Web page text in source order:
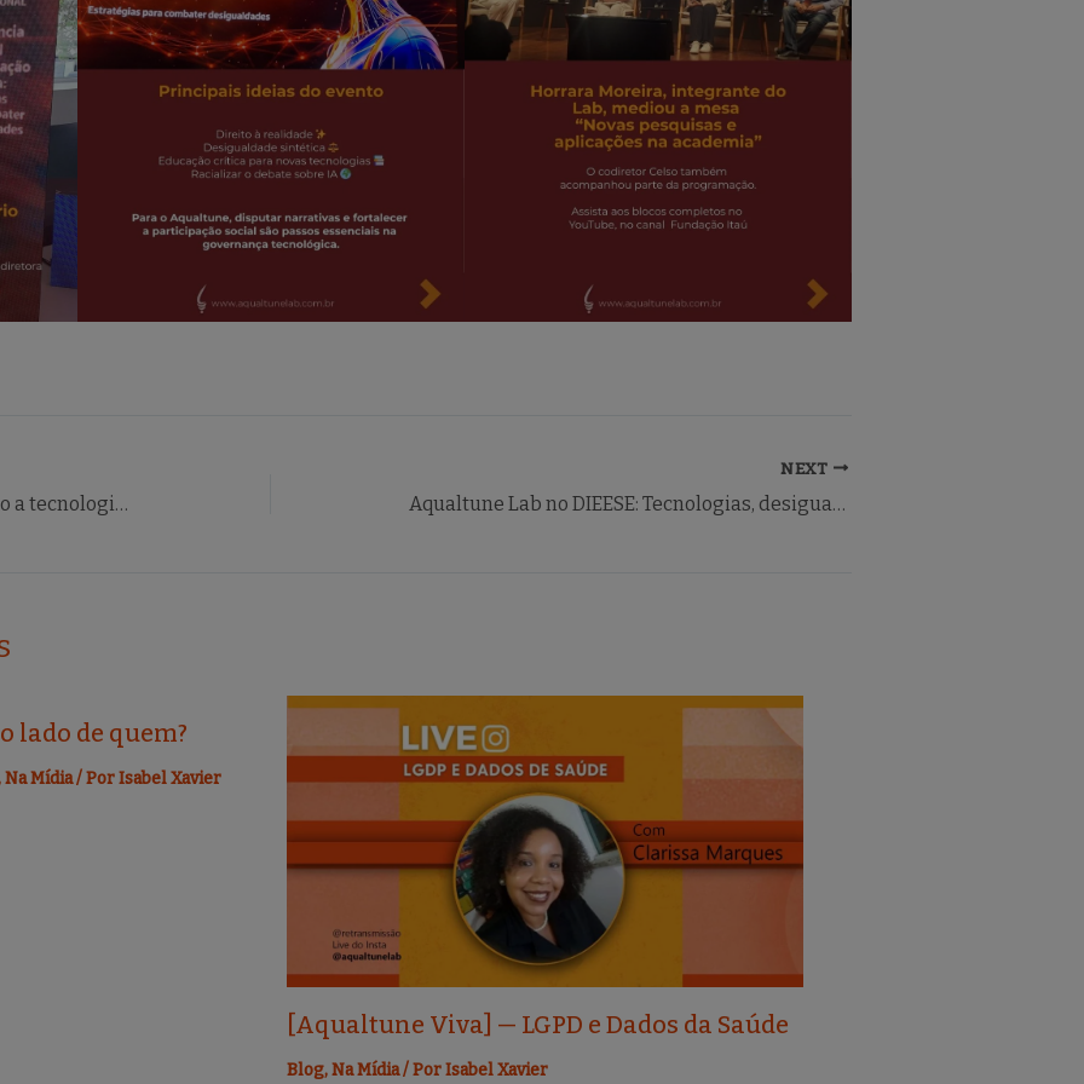
Live | Racismo Algorítmico: quando a tecnologia reforça preconceitos
NEXT
Aqualtune Lab no DIEESE: Tecnologias, desigualdades e mundo do trabalho
lado de quem?
Na Mídia/ PorIsabel Xavier
[Aqualtune Viva] — LGPD e Dados da Saúde
Blog,Na Mídia/ PorIsabel Xavier